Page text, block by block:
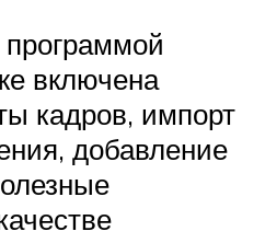
включена
кадров, импорт
добавление